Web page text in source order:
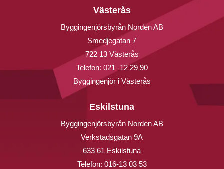
Västerås
Byggingenjörsbyrån Norden AB
Smedjegatan 7
722 13 Västerås
Telefon: 021 -12 29 90
Byggingenjör i Västerås
Eskilstuna
Byggingenjörsbyrån Norden AB
Verkstadsgatan 9A
633 61 Eskilstuna
Telefon: 016-13 03 53